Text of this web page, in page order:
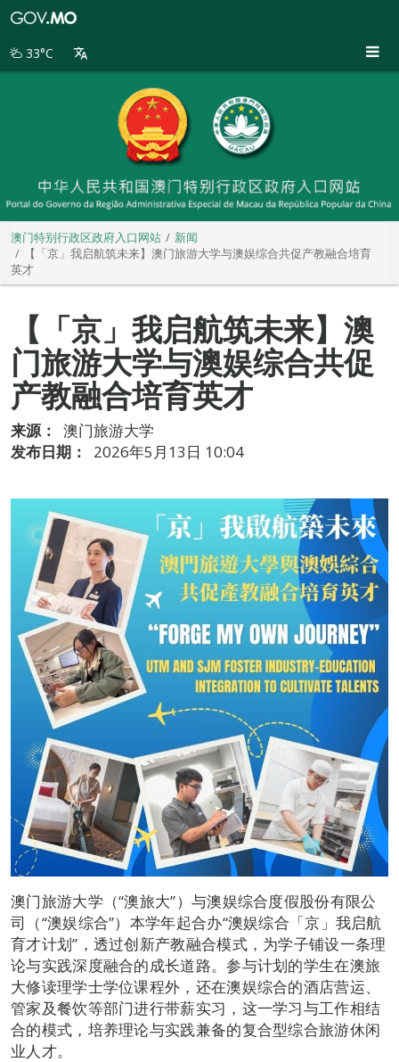
别
33°C
澳门特别行政区政府入口网站
新闻
【「京」我启航筑未来】澳门旅游大学与澳娱综合共促产教融合培育
英才
【「京」我启航筑未来】澳
门旅游大学与澳娱综合共促
产教融合培育英才
来源：
澳门旅游大学
发布日期：
2026年5月13日 10:04
澳门旅游大学（“澳旅大”）与澳娱综合度假股份有限公
司（“澳娱综合”）本学年起合办“澳娱综合「京」我启航
育才计划”，透过创新产教融合模式，为学子铺设一条理
论与实践深度融合的成长道路。参与计划的学生在澳旅
大修读理学士学位课程外，还在澳娱综合的酒店营运、
管家及餐饮等部门进行带薪实习，这一学习与工作相结
合的模式，培养理论与实践兼备的复合型综合旅游休闲
业人才。